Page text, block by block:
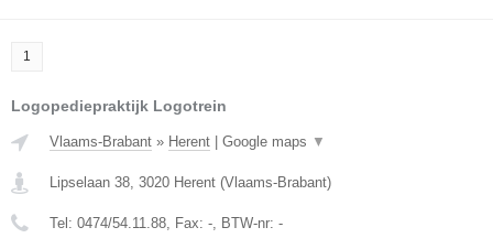
1
Logopediepraktijk Logotrein
Vlaams-Brabant » Herent Google maps ▼
Lipselaan 38, 3020 Herent (Vlaams-Brabant)
Tel: 0474/54.11.88, Fax: -, BTW-nr: -